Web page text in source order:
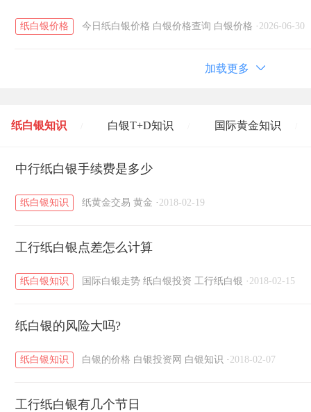
纸白银价格 今日纸白银价格 白银价格查询 白银价格 · 2026-06-30
加载更多
纸白银知识 白银T+D知识 国际黄金知识
黄金T+D知识 / 粤贵银知识
中行纸白银手续费是多少
纸白银知识 纸黄金交易 黄金 · 2018-02-19
工行纸白银点差怎么计算
纸白银知识 国际白银走势 纸白银投资 工行纸白银 · 2018-02-15
纸白银的风险大吗?
纸白银知识 白银的价格 白银投资网 白银知识 · 2018-02-07
工行纸白银有几个节日